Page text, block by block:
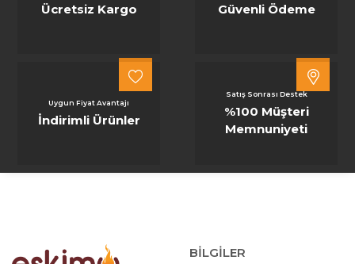
Ücretsiz Kargo Güvenli Ödeme
Uygun Fiyat Avantajı
İndirimli Ürünler
Satış Sonrası Destek
%100 Müşteri
Memnuniyeti
BİLGİLER